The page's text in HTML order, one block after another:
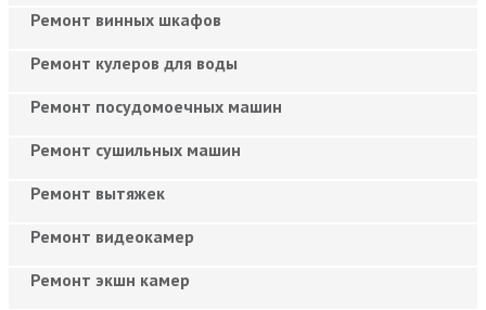
Ремонт винных шкафов
Ремонт кулеров для воды
Ремонт посудомоечных машин
Ремонт сушильных машин
Ремонт вытяжек
Ремонт видеокамер
Ремонт экшн камер